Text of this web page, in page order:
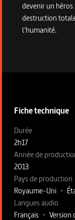
devenir un
destruction
l'humanité.
Fiche technique
Fiche
Durée
2h17
Année de
2013
Pays de production
Royaume-Uni •
Langues audio
Français • Version